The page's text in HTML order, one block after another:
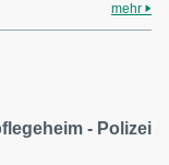
mehr
- Polizei